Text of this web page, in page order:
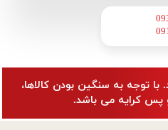
توجه به سنگین بودن کالاها،
پس کرایه می باشد.